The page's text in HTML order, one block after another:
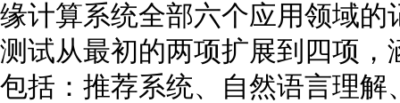
缘计算系统全部六个应用领域
测试从最初的两项扩展到四项
包括：推荐系统、自然语言理